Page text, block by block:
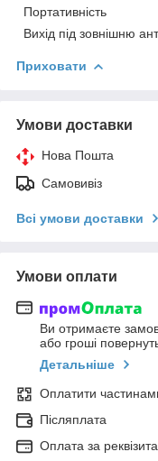
Портативність
Вихід під зовнішню
Приховати
Умови доставки
Нова Пошта
Самовивіз
Всі умови доставки
Умови оплати
Ви отримаєте
або гроші
Детальніше
Оплатити
Післяплата
Оплата за